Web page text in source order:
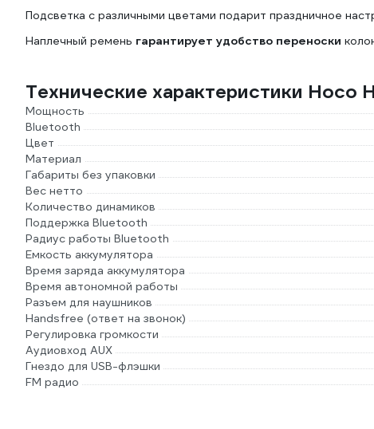
Подсветка с различными цветами подарит праздничное
Наплечный ремень гарантирует удобство переноски
Технические характеристики Hoco
Мощность
Bluetooth
Цвет
Материал
Габариты без упаковки
Вес нетто
Количество динамиков
Поддержка Bluetooth
Радиус работы Bluetooth
Емкость аккумулятора
Время заряда аккумулятора
Время автономной работы
Разъем для наушников
Handsfree (ответ на звонок)
Регулировка громкости
Аудиовход AUX
Гнездо для USB-флэшки
FM радио